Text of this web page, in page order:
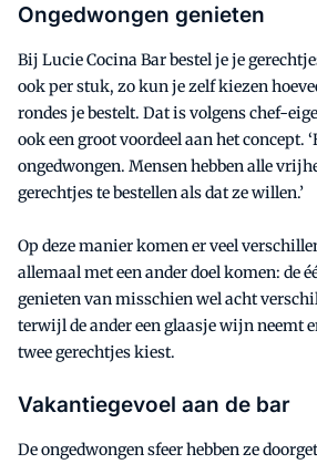
Ongedwongen genieten
Bij Lucie Cocina Bar bestel je je
ook per stuk, zo kun je zelf kiezen
rondes je bestelt. Dat is volgens chef-
ook een groot voordeel aan het concept.
ongedwongen. Mensen hebben alle
gerechtjes te bestellen als dat ze willen.’
Op deze manier komen er veel
allemaal met een ander doel komen: de
genieten van misschien wel acht
terwijl de ander een glaasje wijn neemt
twee gerechtjes kiest.
Vakantiegevoel aan de bar
De ongedwongen sfeer hebben ze